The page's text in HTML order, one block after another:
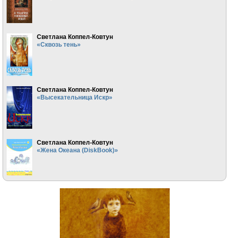
Светлана Коппел-Ковтун
«Сквозь тень»
Светлана Коппел-Ковтун
«Высекательница Искр»
Светлана Коппел-Ковтун
«Жена Океана (DiskBook)»